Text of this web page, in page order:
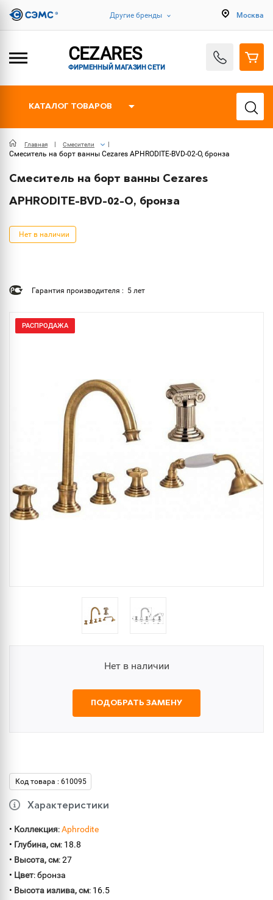
Другие бренды Москва
CEZARES
ФИРМЕННЫЙ МАГАЗИН СЕТИ
КАТАЛОГ ТОВАРОВ
Главная Смесители
Смеситель на борт ванны Cezares APHRODITE-BVD-02-O, бронза
Смеситель на борт ванны Cezares
APHRODITE-BVD-02-O, бронза
Нет в наличии
Гарантия производителя : 5 лет
РАСПРОДАЖА
Нет в наличии
ПОДОБРАТЬ ЗАМЕНУ
Код товара : 610095
Характеристики
• Коллекция:Aphrodite
• Глубина, см: 18.8
• Высота, см: 27
• Цвет: бронза
• Высота излива, см: 16.5